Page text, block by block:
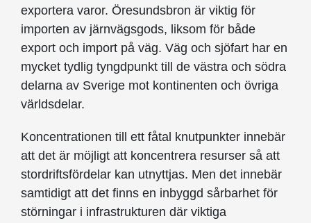
exportera varor. Öresundsbron är viktig för
importen av järnvägsgods, liksom för både
export och import på väg. Väg och sjöfart har en
mycket tydlig tyngdpunkt till de västra och södra
delarna av Sverige mot kontinenten och övriga
världsdelar.
Koncentrationen till ett fåtal knutpunkter innebär
att det är möjligt att koncentrera resurser så att
stordriftsfördelar kan utnyttjas. Men det innebär
samtidigt att det finns en inbyggd sårbarhet för
störningar i infrastrukturen där viktiga